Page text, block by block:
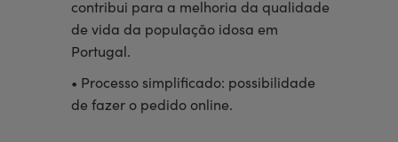
contribui para a melhoria da qualidade
de vida da população idosa em
Portugal.
• Processo simplificado: possibilidade
de fazer o pedido online.